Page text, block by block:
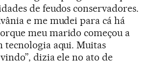
de feudos conservadores.
e me mudei para cá há
meu marido começou a
tecnologia aqui. Muitas
vindo”, dizia ele no ato de